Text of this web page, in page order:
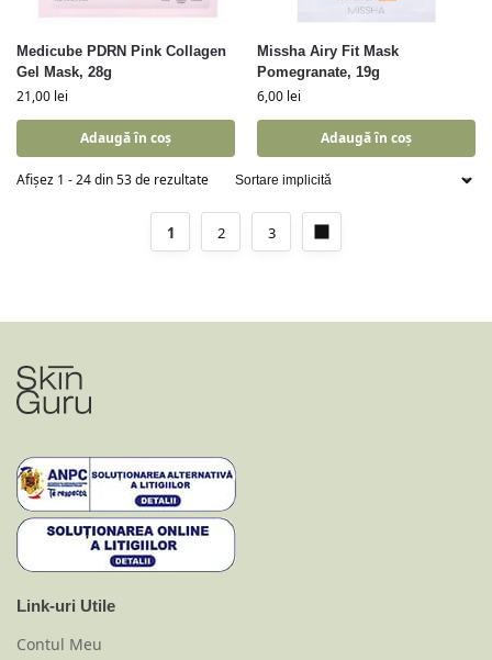
Medicube PDRN Pink Collagen
Gel Mask, 28g
21,00 lei
Adaugă în coș
Missha Airy Fit Mask
Pomegranate, 19g
6,00 lei
Adaugă în coș
Afișez 1 - 24 din 53 de rezultate
1 2 3
Link-uri Utile
Contul Meu